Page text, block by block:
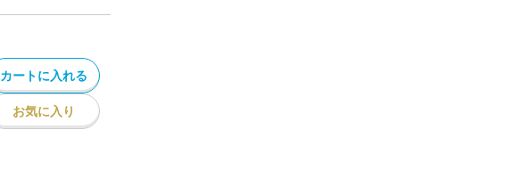
カートに入れる
お気に入り